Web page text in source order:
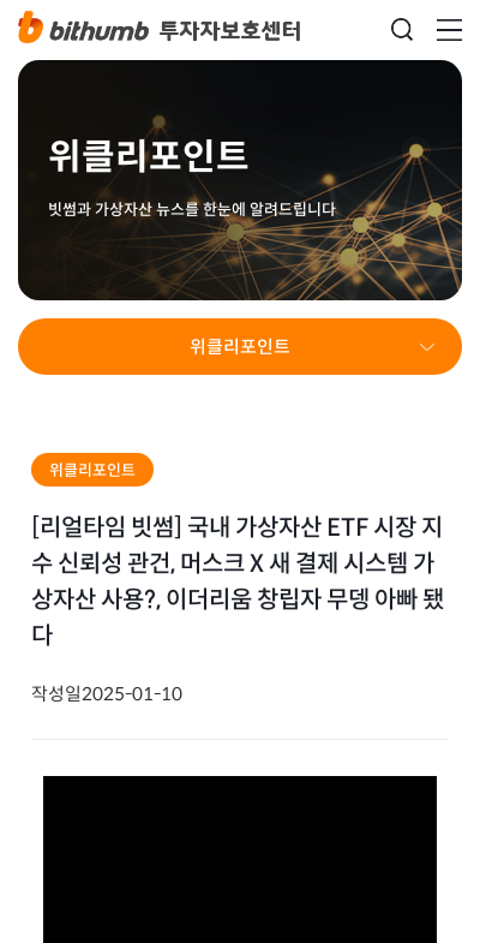
위클리포인트
빗썸과 가상자산 뉴스를 한눈에 알려드립니다
위클리포인트
위클리포인트
[리얼타임 빗썸] 국내 가상자산 ETF 시장 지
수 신뢰성 관건, 머스크 X 새 결제 시스템 가
상자산 사용?, 이더리움 창립자 무뎅 아빠 됐
다
작성일2025-01-10